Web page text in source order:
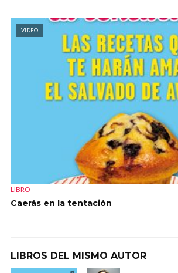
VIDEO
LIBRO
Caerás en la tentación
LIBROS DEL MISMO AUTOR